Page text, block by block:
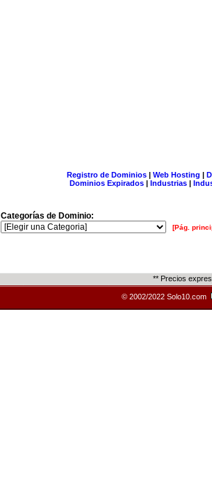
Registro de Dominios| Web Hosting |
Dominios Expirados | Industrias |
Categorías de Dominio:
[Pág.
** Precios
© 2002/2022 Solo10.com